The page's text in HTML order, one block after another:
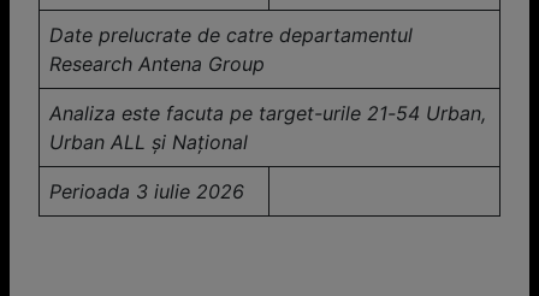
Date prelucrate de catre departamentul
Research Antena Group
Analiza este facuta pe target-urile 21-54 Urban,
Urban ALL și Național
Perioada 3 iulie 2026